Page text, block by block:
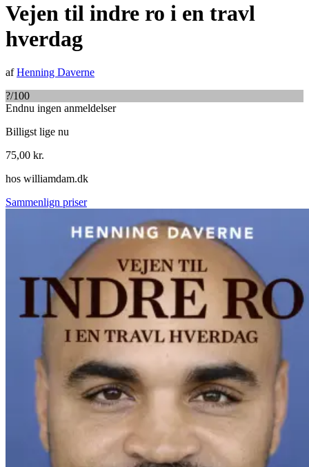
Vejen til indre ro i en travl
hverdag
afHenning Daverne
?/100
Endnu ingen anmeldelser
Billigst lige nu
75,00 kr.
hos williamdam.dk
Sammenlign priser